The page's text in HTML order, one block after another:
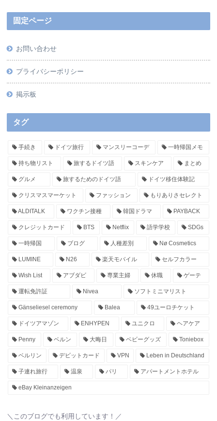
固定ページ
お問い合わせ
プライバシーポリシー
掲示板
タグ
手続き ドイツ旅行 マンスリーコーデ 一時帰国メモ
持ち物リスト 旅するドイツ語 スキンケア まとめ
グルメ 旅するためのドイツ語 ドイツ移住体験記
クリスマスマーケット ファッション もりありさセレクト
ALDITALK ワクチン接種 韓国ドラマ PAYBACK
クレジットカード BTS Netflix 語学学校 SDGs
一時帰国 ブログ 人種差別 Nø Cosmetics
LUMINE N26 楽天モバイル セルフカラー
Wish List アブダビ 専業主婦 休職 ゲーテ
運転免許証 Nivea ソフトミニマリスト
Gänseliesel ceremony Balea 49ユーロチケット
ドイツアマゾン ENHYPEN ユニクロ ヘアケア
Penny ベルン 大晦日 ベビーグッズ Toniebox
ベルリン デビットカード VPN Leben in Deutschland
子連れ旅行 温泉 パリ アパートメントホテル
eBay Kleinanzeigen
＼このブログでも利用しています！／